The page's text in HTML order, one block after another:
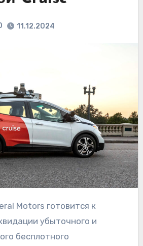
11.12.2024
убыточного и
бесплотного